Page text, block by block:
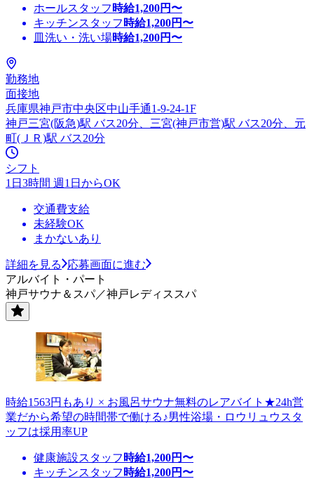
ホールスタッフ 時給1,200円〜
キッチンスタッフ 時給1,200円〜
皿洗い・洗い場時給1,200円〜
勤務地
面接地
兵庫県神戸市中央区中山手通1-9-24-1F
神戸三宮(阪急)駅 バス20分、三宮(神戸市営)駅 バス20分、元
町(ＪＲ)駅 バス20分
シフト
1日3時間 週1日からOK
交通費支給
未経験OK
まかないあり
詳細を見る
応募画面に進む
アルバイト・パート
神戸サウナ＆スパ／神戸レディススパ
時給1563円もあり × お風呂サウナ無料のレアバイト★24h営
業だから希望の時間帯で働ける♪男性浴場・ロウリュウスタ
ッフは採用率UP
健康施設スタッフ 時給1,200円〜
キッチンスタッフ 時給1,200円〜